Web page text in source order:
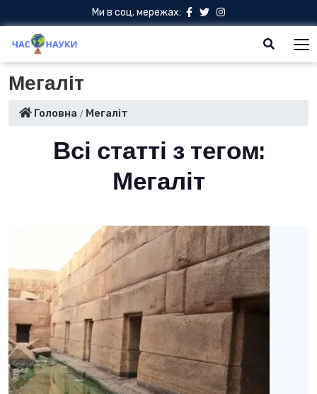
Ми в соц. мережах:
Мегаліт
Головна Мегаліт
Всі статті з тегом:
Мегаліт